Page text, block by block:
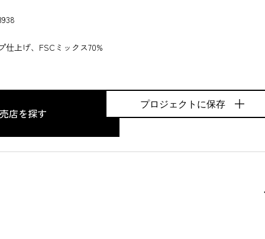
仕上げ、FSCミックス70%
店を探す
プロジェクトに保存